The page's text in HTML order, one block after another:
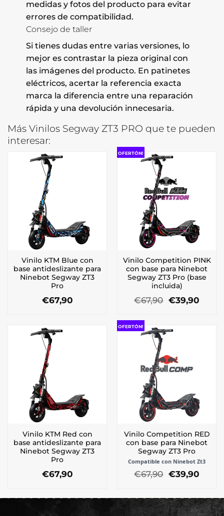
medidas y fotos del producto para evitar
errores de compatibilidad.
Consejo de taller
Si tienes dudas entre varias versiones, lo
mejor es contrastar la pieza original con
las imágenes del producto. En patinetes
eléctricos, acertar la referencia exacta
marca la diferencia entre una reparación
rápida y una devolución innecesaria.
Más Vinilos Segway ZT3 PRO que te pueden
interesar:
Vinilo KTM Blue con
base antideslizante para
Ninebot Segway ZT3
Pro
€67,90
OFERTÓN!
Vinilo Competition PINK
con base para Ninebot
Segway ZT3 Pro (base
incluida)
€67,90 El
era:
€67,90.
€39,90El
Vinilo KTM Red con
base antideslizante para
Ninebot Segway ZT3
Pro
€67,90
OFERTÓN!
Vinilo Competition RED
con base para Ninebot
Segway ZT3 Pro
Compatible con Ninebot Zt3
€67,90 El
precio
era:
€67,90.
€39,90El
es: